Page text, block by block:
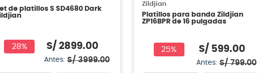
de platillos S SD4680 Dark
28% S/ 2899.00
Antes: S/ 3999.00
Zildjian
Platillos para banda Zildjian
ZP16BPR de 16 pulgadas
25% S/ 599.00
Antes: S/ 799.00